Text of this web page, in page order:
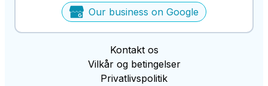
Our business on Google
Kontakt os
Vilkår og betingelser
Privatlivspolitik